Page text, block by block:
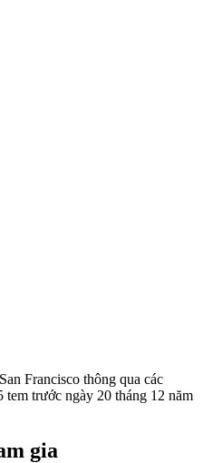
Francisco thông qua các
trước ngày 20 tháng 12 năm
gia